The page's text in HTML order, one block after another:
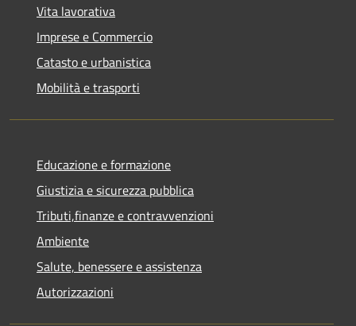
Vita lavorativa
Imprese e Commercio
Catasto e urbanistica
Mobilità e trasporti
Educazione e formazione
Giustizia e sicurezza pubblica
Tributi,finanze e contravvenzioni
Ambiente
Salute, benessere e assistenza
Autorizzazioni